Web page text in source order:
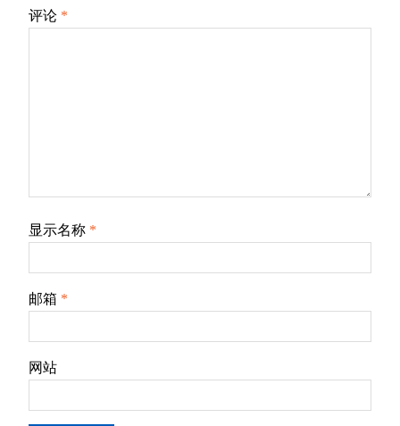
评论 *
显示名称 *
邮箱 *
网站